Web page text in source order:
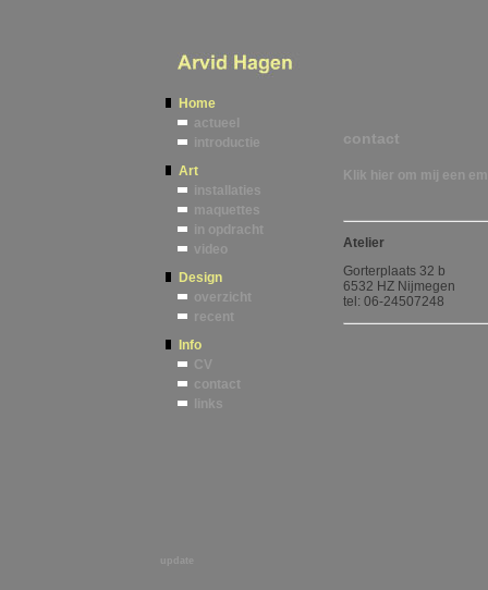
Home
actueel
introductie
Art
installaties
maquettes
in opdracht
video
Design
overzicht
recent
Info
CV
contact
links
contact
Klik hier om mij een
Atelier
Gorterplaats 32 b
6532 HZ Nijmegen
tel: 06-24507248
update